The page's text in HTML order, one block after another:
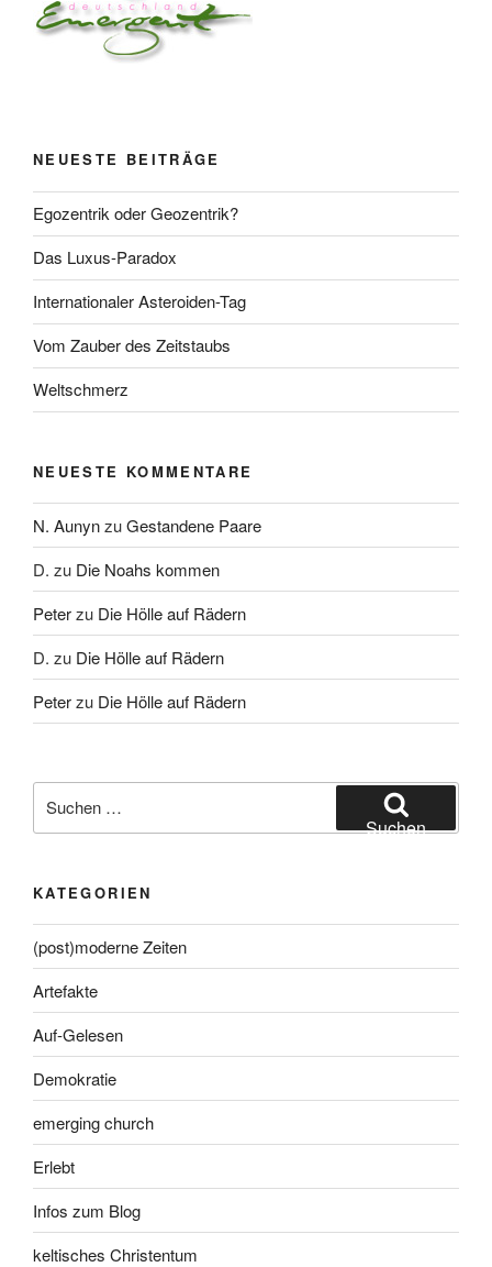
NEUESTE BEITRÄGE
Egozentrik oder Geozentrik?
Das Luxus-Paradox
Internationaler Asteroiden-Tag
Vom Zauber des Zeitstaubs
Weltschmerz
NEUESTE KOMMENTARE
N. AunynzuGestandene Paare
D. zu Die Noahs kommen
Peterzu Die Hölle auf Rädern
D. zu Die Hölle auf Rädern
Peterzu Die Hölle auf Rädern
nach:
Suchen
KATEGORIEN
(post)moderne Zeiten
Artefakte
Auf-Gelesen
Demokratie
emerging church
Erlebt
Infos zum Blog
keltisches Christentum